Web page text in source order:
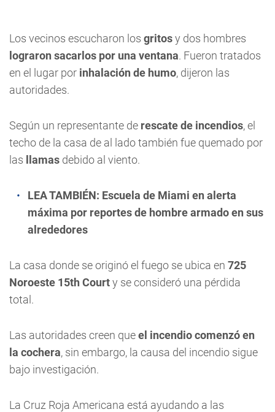
Los vecinos escucharon los gritosy dos hombres
lograron sacarlos por una ventana. Fueron tratados
en el lugar por inhalación de humo, dijeron las
autoridades.
Según un representante de rescate de incendios, el
techo de la casa de al lado también fue quemado por
las
llamas debido al viento.
LEA TAMBIÉN: Escuela de Miami en alerta
máxima por reportes de hombre armado en sus
alrededores
La casa donde se originó el fuego se ubica en 725
Noroeste 15th Courty se consideró una pérdida
total.
Las autoridades creen queel incendio comenzó en
la cochera, sin embargo, la causa del incendio sigue
bajo investigación.
La Cruz Roja Americana está ayudando a las